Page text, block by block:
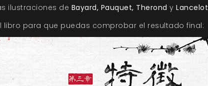
ilustraciones de Bayard, Pauquet, Therond y Lancelot
para que puedas comprobar el resultado final: